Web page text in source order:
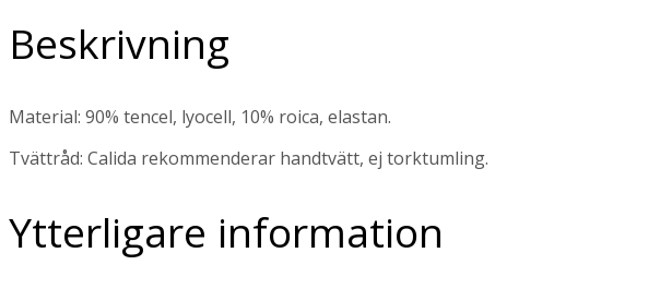
Beskrivning
Material: 90% tencel, lyocell, 10% roica, elastan.
Tvättråd: Calida rekommenderar handtvätt, ej torktumling.
Ytterligare information